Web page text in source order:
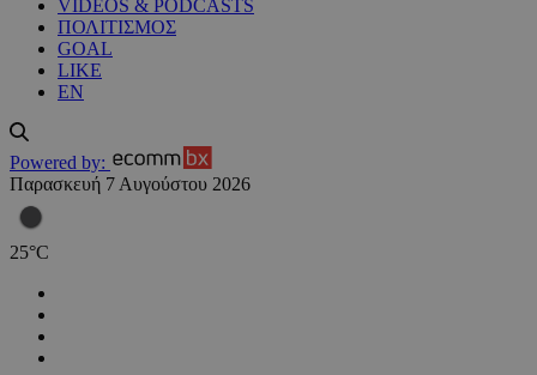
VIDEOS & PODCASTS
ΠΟΛΙΤΙΣΜΟΣ
GOAL
LIKE
EN
Powered by:
Παρασκευή 7 Αυγούστου 2026
25°C